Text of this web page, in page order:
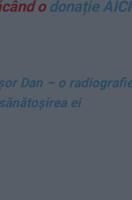
o donație
Dan – o
ei